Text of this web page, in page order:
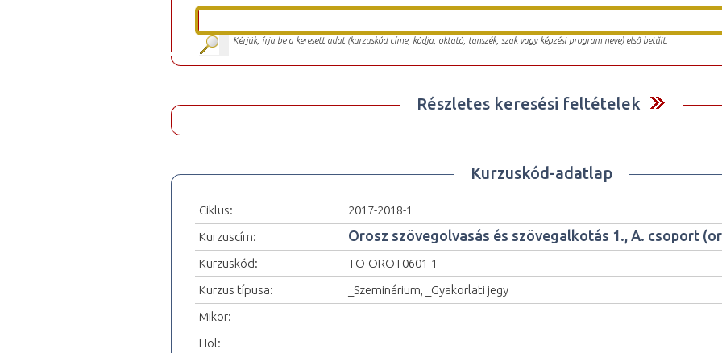
Kérjük, írja be a keresett adat (kurzuskód címe, kódja, oktató, tanszék, szak vagy képzési program neve) első betűit.
Részletes keresési feltételek
Kurzuskód-adatlap
Ciklus:
2017-2018-1
Kurzuscím:
Orosz szövegolvasás és szövegalkotás 1., A. csoport
Kurzuskód:
TO-OROT0601-1
Kurzus típusa:
_Szeminárium, _Gyakorlati jegy
Mikor:
Hol: